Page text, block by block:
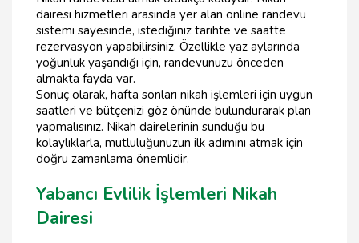
dairesi hizmetleri arasında yer alan online randevu
sistemi sayesinde, istediğiniz tarihte ve saatte
rezervasyon yapabilirsiniz. Özellikle yaz aylarında
yoğunluk yaşandığı için, randevunuzu önceden
almakta fayda var.
Sonuç olarak, hafta sonları nikah işlemleri için uygun
saatleri ve bütçenizi göz önünde bulundurarak plan
yapmalısınız. Nikah dairelerinin sunduğu bu
kolaylıklarla, mutluluğunuzun ilk adımını atmak için
doğru zamanlama önemlidir.
Yabancı Evlilik İşlemleri Nikah
Dairesi